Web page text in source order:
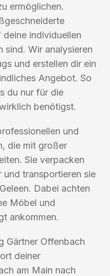
ermöglichen.
individuellen
sind. Wir analysieren
und erstellen dir ein
Angebot. So
du nur für die
benötigst.
und
die mit großer
Sie verpacken
und transportieren sie
Dabei achten
Möbel und
ankommen.
Gärtner Offenbach
deiner
am Main nach